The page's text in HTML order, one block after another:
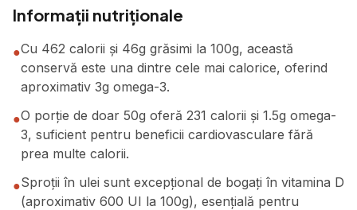
Informații nutriționale
●Cu 462 calorii și 46g grăsimi la 100g, această
conservă este una dintre cele mai calorice, oferind
aproximativ 3g omega-3.
●O porție de doar 50g oferă 231 calorii și 1.5g omega-
3, suficient pentru beneficii cardiovasculare fără
prea multe calorii.
●Sproții în ulei sunt excepțional de bogați în vitamina D
(aproximativ 600 UI la 100g), esențială pentru